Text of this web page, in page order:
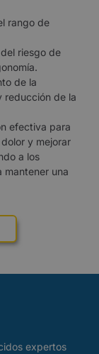
rango de
riesgo de
de la
reducción de la
efectiva para
y mejorar
a los
mantener una
expertos